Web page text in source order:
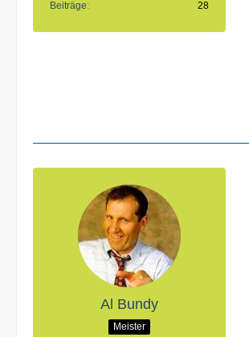
Beiträge 28
Al Bundy
Meister